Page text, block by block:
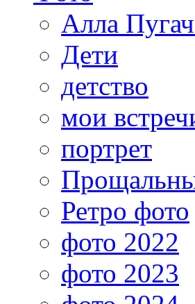
Алла
Дети
детство
мои
портрет
Ретро фото
фото 2022
фото 2023